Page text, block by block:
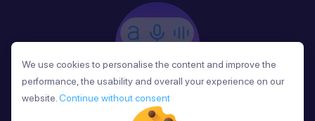
Phản Hồi
We use cookies to personalise the content and improve the
performance, the usability and overall your experience on our
website. Continue without consent
We use cookies to personalise the content and improve the
performance, the usability and overall your experience on our
website. Continue without consent